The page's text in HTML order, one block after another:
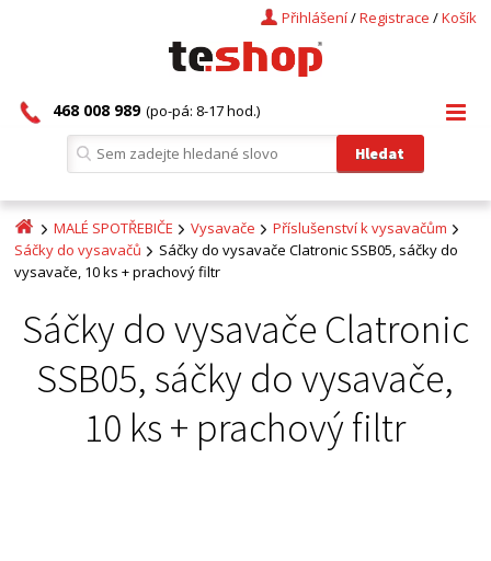
Košík
/
Registrace
/
Přihlášení
468 008 989 (po-pá: 8-17 hod.)
MALÉ SPOTŘEBIČE Vysavače
Příslušenství k vysavačům
Sáčky do vysavačů
Sáčky do vysavače Clatronic SSB05, sáčky do
vysavače, 10 ks + prachový filtr
Sáčky do vysavače Clatronic
SSB05, sáčky do vysavače,
10 ks + prachový filtr